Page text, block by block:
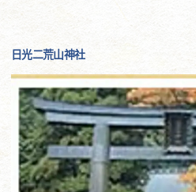
日光二荒山神社